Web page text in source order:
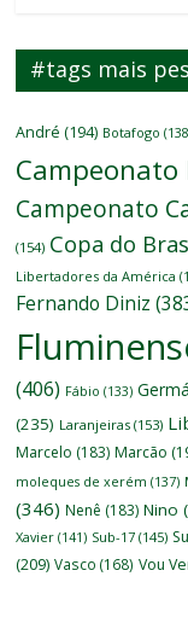
#tags mais
André (194) Botafogo
Campeonato
Campeonato
(154) Copa do
Libertadores da América
Fernando Diniz
(406) Fábio (133)
(235) Laranjeiras (153)
Marcelo (183) Marcão
moleques de xerém (137)
(346) Nenê (183) Nino
Xavier (141) Sub-17 (145)
(209) Vasco (168) Vou